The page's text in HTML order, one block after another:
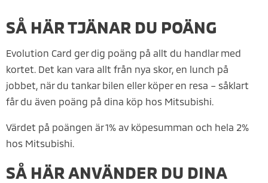
SÅ HÄR TJÄNAR DU POÄNG
Evolution Card ger dig poäng på allt du handlar med
kortet. Det kan vara allt från nya skor, en lunch på
jobbet, när du tankar bilen eller köper en resa – såklart
får du även poäng på dina köp hos Mitsubishi.
Värdet på poängen är 1% av köpesumman och hela 2%
hos Mitsubishi.
SÅ HÄR ANVÄNDER DU DINA